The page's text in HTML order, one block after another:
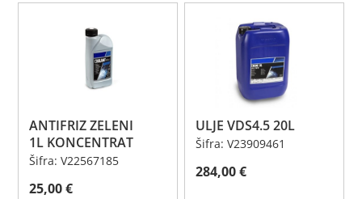
ANTIFRIZ ZELENI
1L KONCENTRAT
Šifra: V22567185
25,00€
ULJE VDS4.5 20L
Šifra: V23909461
284,00€